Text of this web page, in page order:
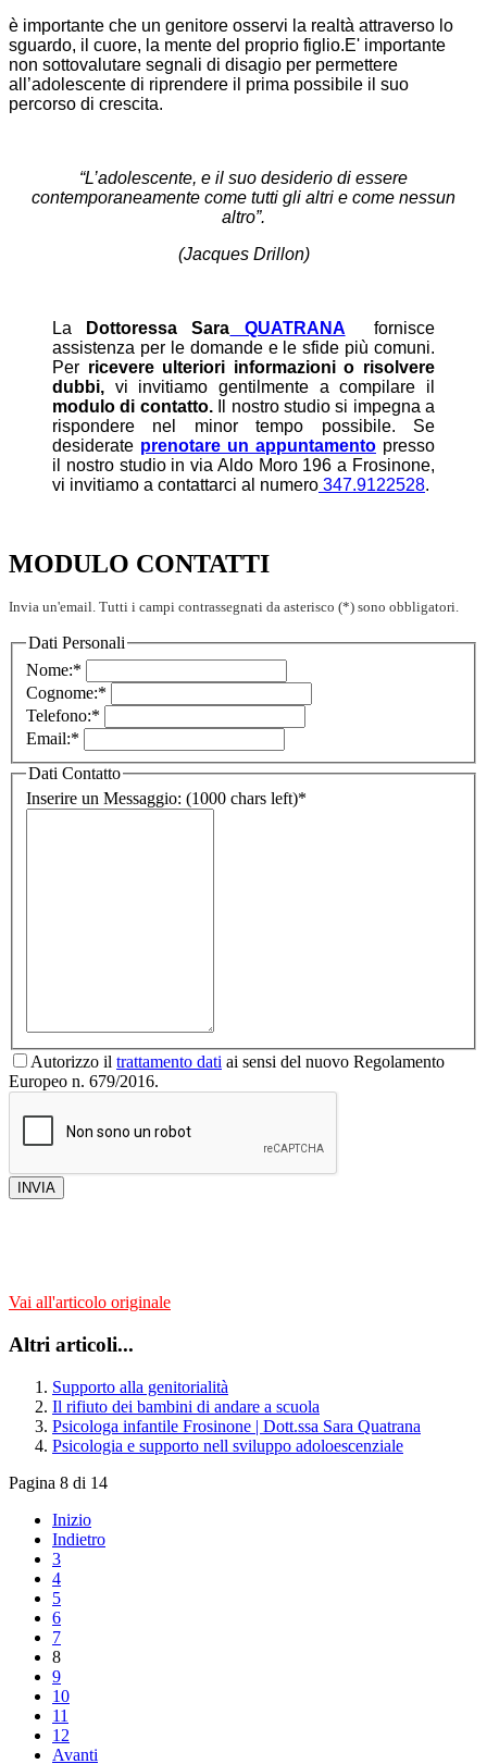
è importante che un genitore osservi la realtà attraverso lo
sguardo, il cuore, la mente del proprio figlio.E' importante
non sottovalutare segnali di disagio per permettere
all’adolescente di riprendere il prima possibile il suo
percorso di crescita.
“L’adolescente, e il suo desiderio di essere
contemporaneamente come tutti gli altri e come nessun
altro”.
(Jacques Drillon)
La Dottoressa Sara QUATRANA
fornisce
assistenza per le domande e le sfide più comuni.
Per ricevere ulteriori informazioni o risolvere
dubbi, vi invitiamo gentilmente a compilare il
modulo di contatto.Il nostro studio si impegna a
rispondere nel minor tempo possibile. Se
desiderate prenotare un appuntamento presso
il nostro studio in via Aldo Moro 196 a Frosinone,
vi invitiamo a contattarci al numero 347.9122528.
MODULO CONTATTI
Invia un'email. Tutti i campi contrassegnati da asterisco (*) sono obbligatori.
Dati Personali
Nome:*
Cognome:*
Telefono:*
Email:*
Dati Contatto
Inserire un Messaggio: (1000 chars left)*
Autorizzo il trattamento dati ai sensi del nuovo Regolamento
Europeo n. 679/2016.
INVIA
Vai all'articolo originale
Altri articoli...
Supporto alla genitorialità
Il rifiuto dei bambini di andare a scuola
Psicologa infantile Frosinone | Dott.ssa Sara Quatrana
Psicologia e supporto nell sviluppo adoloescenziale
Pagina 8 di 14
Inizio
Indietro
3
4
5
6
7
8
9
10
11
12
Avanti